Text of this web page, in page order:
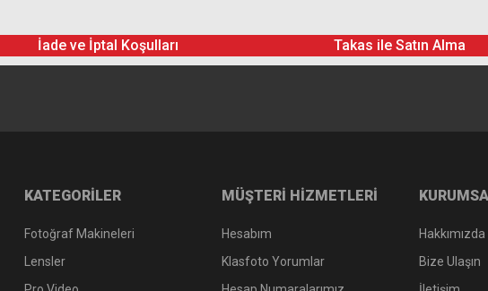
İade ve İptal Koşulları Takas ile Satın Alma
KATEGORİLER
Fotoğraf Makineleri
Lensler
MÜŞTERİ HİZMETLERİ
Hesabım
Klasfoto Yorumlar
Hakkımızda
Bize Ulaşın